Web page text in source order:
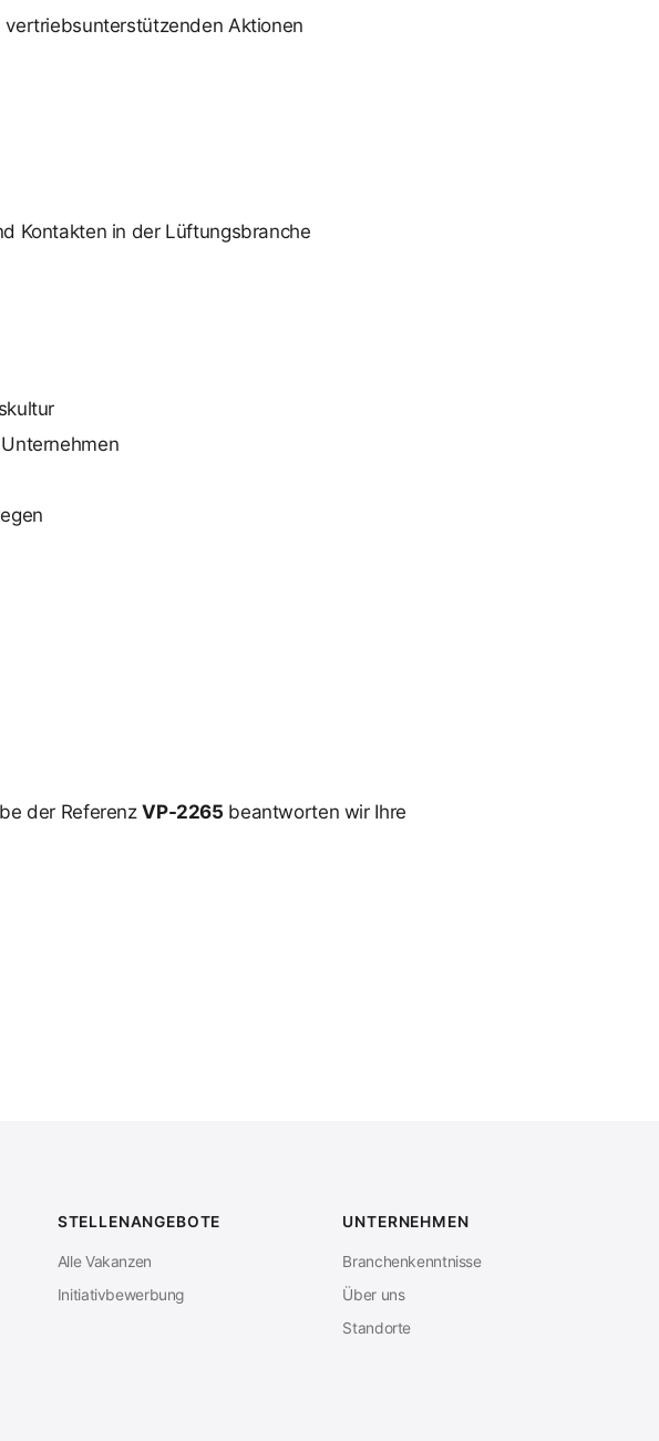
Aktionen
Kontakten in der Lüftungsbranche
der ReferenzVP-2265 beantworten wir Ihre
STELLENANGEBOTE
Alle Vakanzen
Initiativbewerbung
UNTERNEHMEN
Branchenkenntnisse
Über uns
Standorte